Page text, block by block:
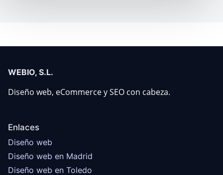
WEBIO, S.L.
Diseño web, eCommerce y SEO con cabeza.
Enlaces
Diseño web
Diseño web en Madrid
Diseño web en Toledo